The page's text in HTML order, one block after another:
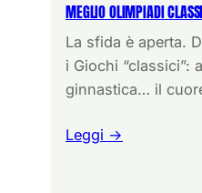
MEGLIO OLIMPIADI
La sfida è aperta.
i Giochi “classici”:
ginnastica… il
Leggi →